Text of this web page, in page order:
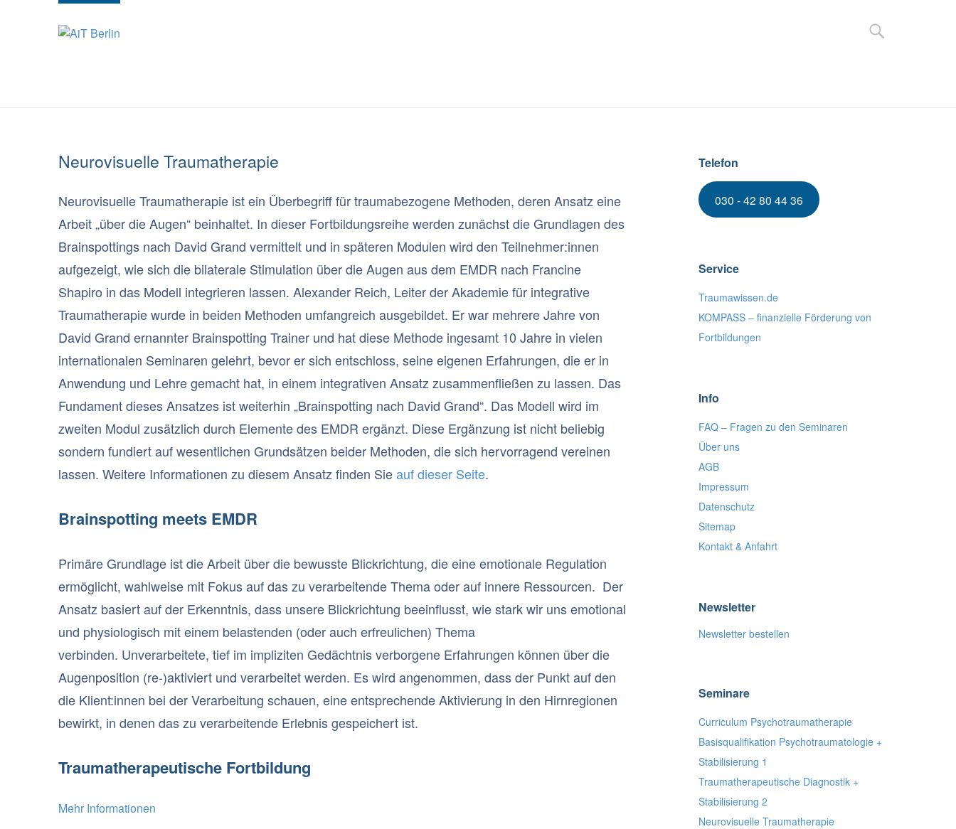
Neurovisuelle Traumatherapie
Neurovisuelle Traumatherapie ist ein Überbegriff für traumabezogene Methoden, deren Ansatz eine
Arbeit „über die Augen“ beinhaltet. In dieser Fortbildungsreihe werden zunächst die Grundlagen des
Brainspottings nach David Grand vermittelt und in späteren Modulen wird den Teilnehmer:innen
aufgezeigt, wie sich die bilaterale Stimulation über die Augen aus dem EMDR nach Francine
Shapiro in das Modell integrieren lassen. Alexander Reich, Leiter der Akademie für integrative
Traumatherapie wurde in beiden Methoden umfangreich ausgebildet. Er war mehrere Jahre von
David Grand ernannter Brainspotting Trainer und hat diese Methode ingesamt 10 Jahre in vielen
internationalen Seminaren gelehrt, bevor er sich entschloss, seine eigenen Erfahrungen, die er in
Anwendung und Lehre gemacht hat, in einem integrativen Ansatz zusammenfließen zu lassen. Das
Fundament dieses Ansatzes ist weiterhin „Brainspotting nach David Grand“. Das Modell wird im
zweiten Modul zusätzlich durch Elemente des EMDR ergänzt. Diese Ergänzung ist nicht beliebig
sondern fundiert auf wesentlichen Grundsätzen beider Methoden, die sich hervorragend vereinen
lassen. Weitere Informationen zu diesem Ansatz finden Sieauf dieser Seite.
Brainspotting meets EMDR
Primäre Grundlage ist die Arbeit über die bewusste Blickrichtung, die eine emotionale Regulation
ermöglicht, wahlweise mit Fokus auf das zu verarbeitende Thema oder auf innere Ressourcen. Der
Ansatz basiert auf der Erkenntnis, dass unsere Blickrichtung beeinflusst, wie stark wir uns emotional
und physiologisch mit einem belastenden (oder auch erfreulichen) Thema
verbinden. Unverarbeitete, tief im impliziten Gedächtnis verborgene Erfahrungen können über die
Augenposition (re-)aktiviert und verarbeitet werden. Es wird angenommen, dass der Punkt auf den
die Klient:innen bei der Verarbeitung schauen, eine entsprechende Aktivierung in den Hirnregionen
bewirkt, in denen das zu verarbeitende Erlebnis gespeichert ist.
Traumatherapeutische Fortbildung
Mehr Informationen
Telefon
030 - 42 80 44 36
Service
Traumawissen.de
KOMPASS – finanzielle Förderung von
Fortbildungen
Info
FAQ – Fragen zu den Seminaren
Über uns
AGB
Impressum
Datenschutz
Sitemap
Kontakt & Anfahrt
Newsletter
Newsletter bestellen
Seminare
Curriculum Psychotraumatherapie
Basisqualifikation Psychotraumatologie +
Stabilisierung 1
Traumatherapeutische Diagnostik +
Stabilisierung 2
Neurovisuelle Traumatherapie